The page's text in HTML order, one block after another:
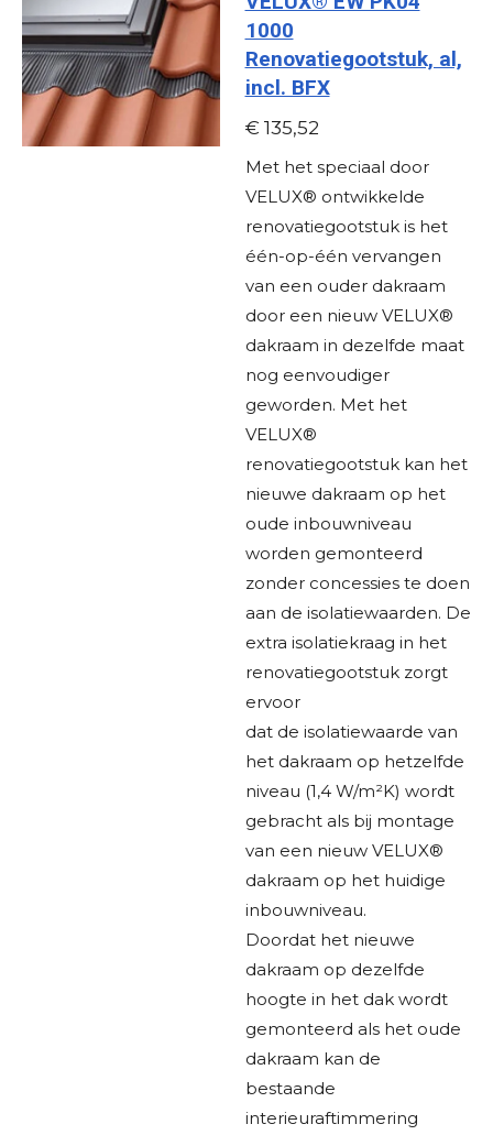
1000
Renovatiegootstuk, al,
incl. BFX
€ 135,52
Met het speciaal door
VELUX® ontwikkelde
renovatiegootstuk is het
één-op-één vervangen
van een ouder dakraam
door een nieuw VELUX®
dakraam in dezelfde maat
nog eenvoudiger
geworden. Met het
VELUX®
renovatiegootstuk kan het
nieuwe dakraam op het
oude inbouwniveau
worden gemonteerd
zonder concessies te doen
aan de isolatiewaarden. De
extra isolatiekraag in het
renovatiegootstuk zorgt
ervoor
dat de isolatiewaarde van
het dakraam op hetzelfde
niveau (1,4 W/m²K) wordt
gebracht als bij montage
van een nieuw VELUX®
dakraam op het huidige
inbouwniveau.
Doordat het nieuwe
dakraam op dezelfde
hoogte in het dak wordt
gemonteerd als het oude
dakraam kan de
bestaande
interieuraftimmering